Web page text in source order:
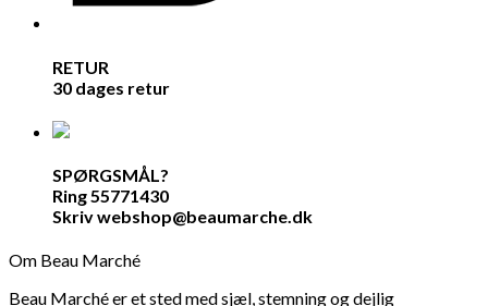
RETUR
30 dages retur
SPØRGSMÅL?
Ring 55771430
Skriv webshop@beaumarche.dk
Om Beau Marché
Beau Marché er et sted med sjæl, stemning og dejlig